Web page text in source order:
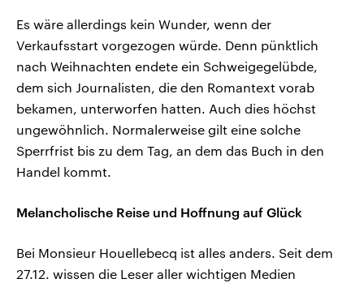
Es wäre allerdings kein Wunder, wenn der
Verkaufsstart vorgezogen würde. Denn pünktlich
nach Weihnachten endete ein Schweigegelübde,
dem sich Journalisten, die den Romantext vorab
bekamen, unterworfen hatten. Auch dies höchst
ungewöhnlich. Normalerweise gilt eine solche
Sperrfrist bis zu dem Tag, an dem das Buch in den
Handel kommt.
Melancholische Reise und Hoffnung auf Glück
Bei Monsieur Houellebecq ist alles anders. Seit dem
27.12. wissen die Leser aller wichtigen Medien